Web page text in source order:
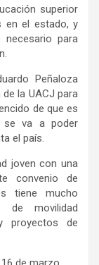
superior
en el estado, y
necesario para
Peñaloza
la UACJ para
de que es
va a poder
el país.
joven con una
convenio de
tiene mucho
de movilidad
proyectos de